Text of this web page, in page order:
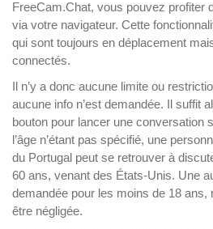
FreeCam.Chat, vous pouvez profiter
via votre navigateur. Cette
qui sont toujours en déplacement
connectés.
Il n’y a donc aucune limite ou
aucune info n’est demandée. Il suffit
bouton pour lancer une conversation
l’âge n’étant pas spécifié, une
du Portugal peut se retrouver à
60 ans, venant des États-Unis. Une
demandée pour les moins de 18 ans,
être négligée.